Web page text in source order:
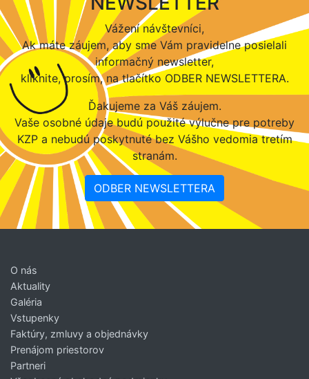
Vážení návštevníci,
Ak máte záujem, aby sme Vám pravidelne posielali
informačný newsletter,
kliknite, prosím, na tlačítko ODBER NEWSLETTERA.
Ďakujeme za Váš záujem.
Vaše osobné údaje budú použité výlučne pre potreby
KZP a nebudú poskytnuté bez Vášho vedomia tretím
stranám.
ODBER NEWSLETTERA
O nás
Aktuality
Galéria
Vstupenky
Faktúry, zmluvy a objednávky
Prenájom priestorov
Partneri